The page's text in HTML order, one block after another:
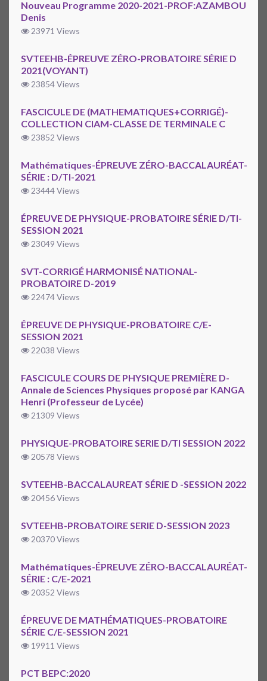
Nouveau Programme 2020-2021-PROF:AZAMBOU
Denis
23971 Views
SVTEEHB-ÉPREUVE ZÉRO-PROBATOIRE SÉRIE D
2021(VOYANT)
23854 Views
FASCICULE DE (MATHEMATIQUES+CORRIGÉ)-
COLLECTION CIAM-CLASSE DE TERMINALE C
23852 Views
Mathématiques-ÉPREUVE ZÉRO-BACCALAURÉAT-
SÉRIE : D/TI-2021
23444 Views
ÉPREUVE DE PHYSIQUE-PROBATOIRE SÉRIE D/TI-
SESSION 2021
23049 Views
SVT-CORRIGÉ HARMONISÉ NATIONAL-
PROBATOIRE D-2019
22474 Views
ÉPREUVE DE PHYSIQUE-PROBATOIRE C/E-
SESSION 2021
22038 Views
FASCICULE COURS DE PHYSIQUE PREMIÈRE D-
Annale de Sciences Physiques proposé par KANGA
Henri (Professeur de Lycée)
21309 Views
PHYSIQUE-PROBATOIRE SERIE D/TI SESSION 2022
20578 Views
SVTEEHB-BACCALAUREAT SÉRIE D -SESSION 2022
20456 Views
SVTEEHB-PROBATOIRE SERIE D-SESSION 2023
20370 Views
Mathématiques-ÉPREUVE ZÉRO-BACCALAURÉAT-
SÉRIE : C/E-2021
20352 Views
ÉPREUVE DE MATHÉMATIQUES-PROBATOIRE
SÉRIE C/E-SESSION 2021
19911 Views
PCT BEPC:2020